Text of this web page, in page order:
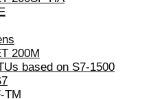
200M
based on S7-1500
TM